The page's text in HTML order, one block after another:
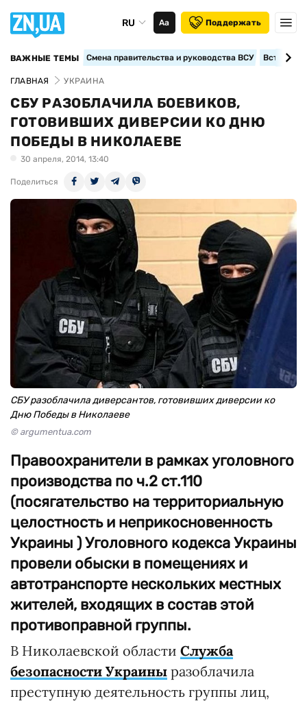
RU Аа Поддержать
ВАЖНЫЕ ТЕМЫ Смена правительства и руководства ВСУ
ГЛАВНАЯ УКРАИНА
СБУ РАЗОБЛАЧИЛА БОЕВИКОВ,
ГОТОВИВШИХ ДИВЕРСИИ КО ДНЮ
ПОБЕДЫ В НИКОЛАЕВЕ
30 апреля, 2014, 13:40
Поделиться
СБУ разоблачила диверсантов, готовивших диверсии ко
Дню Победы в Николаеве
© argumentua.com
Правоохранители в рамках уголовного
производства по ч.2 ст.110
(посягательство на территориальную
целостность и неприкосновенность
Украины ) Уголовного кодекса Украины
провели обыски в помещениях и
автотранспорте нескольких местных
жителей, входящих в состав этой
противоправной группы.
В Николаевской области Служба
безопасности Украины разоблачила
преступную деятельность группы лиц,